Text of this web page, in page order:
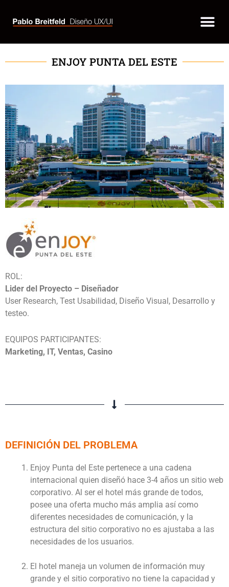
ENJOY PUNTA DEL ESTE
ROL:
Lider del Proyecto – Diseñador
User Research, Test Usabilidad, Diseño Visual, Desarrollo y
testeo.
EQUIPOS PARTICIPANTES:
Marketing, IT, Ventas, Casino
DEFINICIÓN DEL PROBLEMA
Enjoy Punta del Este pertenece a una cadena
internacional quien diseñó hace 3-4 años un sitio web
corporativo. Al ser el hotel más grande de todos,
posee una oferta mucho más amplia así como
diferentes necesidades de comunicación, y la
estructura del sitio corporativo no es ajustaba a las
necesidades de los usuarios.
El hotel maneja un volumen de información muy
grande y el sitio corporativo no tiene la capacidad y